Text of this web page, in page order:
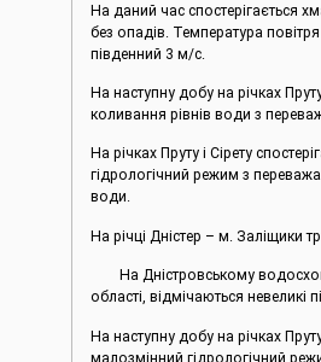
На даний час спостерігається
без опадів. Температура
південний 3 м/с.
На наступну добу на річках
коливання рівнів води з
На річках Пруту і Сірету
гідрологічний режим з
води.
На річці Дністер – м. Заліщики
На Дністровському
області, відмічаються невеликі
На наступну добу на річках
малозмінний гідрологічний